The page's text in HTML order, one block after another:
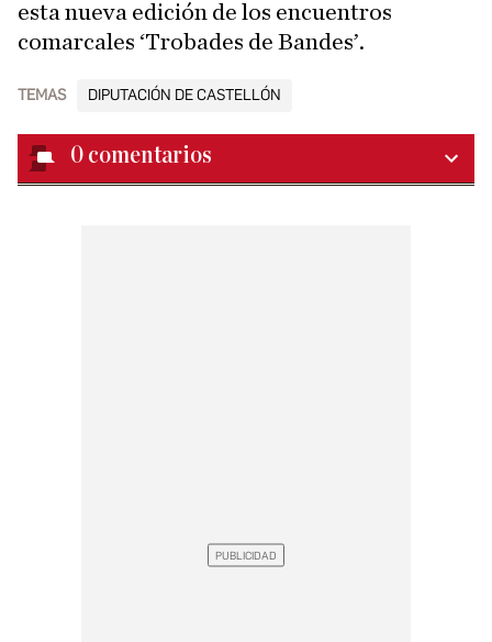
esta nueva edición de los encuentros
comarcales ‘Trobades de Bandes’.
TEMAS DIPUTACIÓN DE CASTELLÓN
0 comentarios